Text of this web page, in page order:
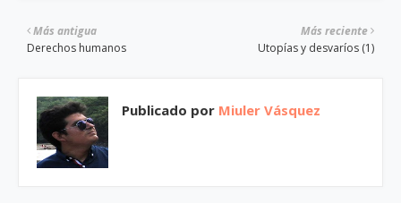
Más reciente
Utopías y desvaríos (1)
Más antigua
Derechos humanos
Publicado por Miuler Vásquez